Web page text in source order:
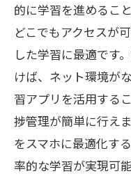
的に学習を進めるこ
どこでもアクセスが
した学習に最適です
けば、ネット環境が
習アプリを活用する
捗管理が簡単に行え
をスマホに最適化す
率的な学習が実現可